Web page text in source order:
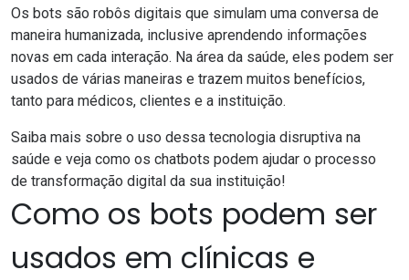
Os bots são robôs digitais que simulam uma conversa de
maneira humanizada, inclusive aprendendo informações
novas em cada interação. Na área da saúde, eles podem ser
usados de várias maneiras e trazem muitos benefícios,
tanto para médicos, clientes e a instituição.
Saiba mais sobre o uso dessa tecnologia disruptiva na
saúde e veja como os chatbots podem ajudar o processo
de transformação digital da sua instituição!
Como os bots podem ser
usados em clínicas e